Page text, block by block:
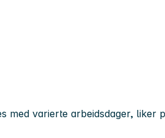
med varierte arbeidsdager, liker